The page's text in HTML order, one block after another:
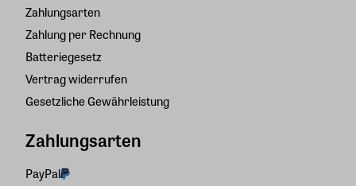
Zahlungsarten
Zahlung per Rechnung
Batteriegesetz
Vertrag widerrufen
Gesetzliche Gewährleistung
Zahlungsarten
PayPal